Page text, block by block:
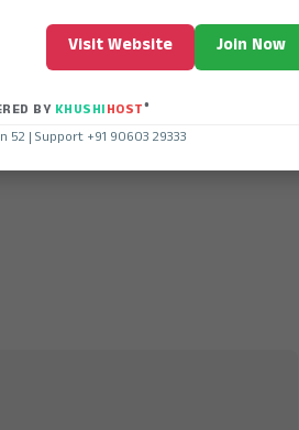
Visit Website Join Now
BYKHUSHIHOST®
52 | Support +91 90603 29333